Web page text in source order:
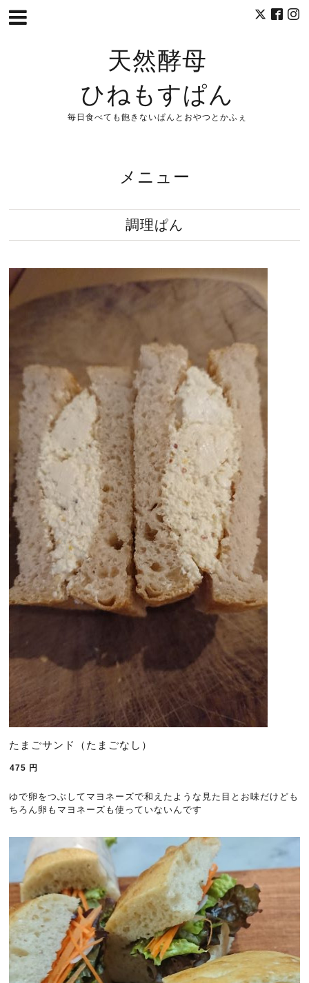
天然酵母
ひねもすぱん
毎日食べても飽きないぱんとおやつとかふぇ
メニュー
調理ぱん
たまごサンド（たまごなし）
475 円
ゆで卵をつぶしてマヨネーズで和えたような見た目とお味だけども
ちろん卵もマヨネーズも使っていないんです